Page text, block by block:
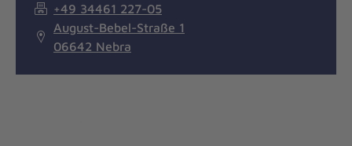
+49 34461 227-05
August-Bebel-Straße 1
06642 Nebra